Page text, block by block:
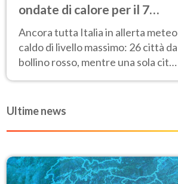
ondate di calore per il 7
agosto 2026: 26 città da
bollino rosso in Italia
Ancora tutta Italia in allerta meteo
caldo di livello massimo: 26 città da
bollino rosso, mentre una sola città
Ultime news